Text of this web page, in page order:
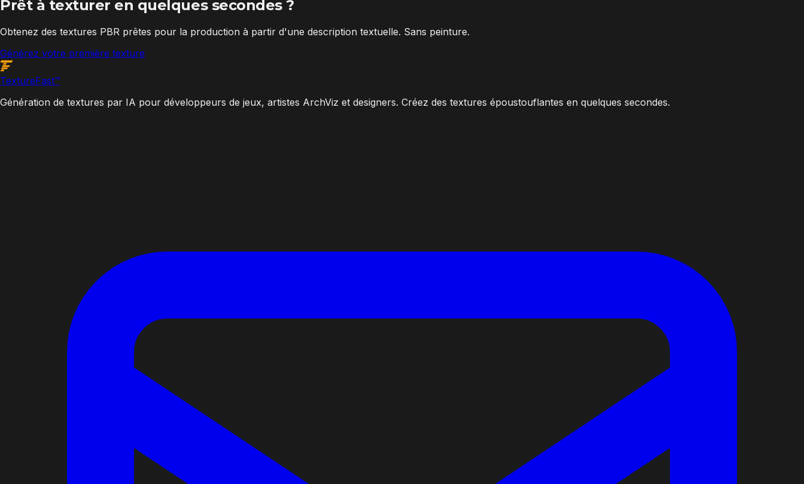
Prêt à texturer en quelques secondes ?
Obtenez des textures PBR prêtes pour la production à partir d'une description textuelle. Sans peinture.
Générez votre première texture
TextureFast™
Génération de textures par IA pour développeurs de jeux, artistes ArchViz et designers. Créez des textures époustouflantes en quelques secondes.